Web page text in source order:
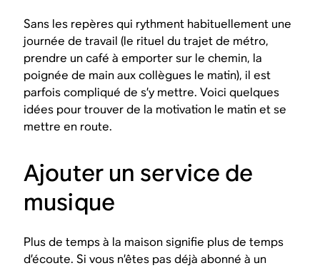
Sans les repères qui rythment habituellement une
journée de travail (le rituel du trajet de métro,
prendre un café à emporter sur le chemin, la
poignée de main aux collègues le matin), il est
parfois compliqué de s’y mettre. Voici quelques
idées pour trouver de la motivation le matin et se
mettre en route.
Ajouter un service de
musique
Plus de temps à la maison signifie plus de temps
d’écoute. Si vous n’êtes pas déjà abonné à un